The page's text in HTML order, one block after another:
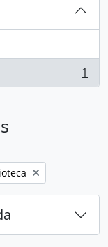
1
filtro: